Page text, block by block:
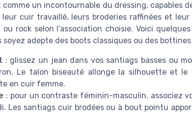
comme un incontournable du dressing, capables
leur cuir travaillé, leurs broderies raffinées et
rock selon l’association choisie. Voici
adepte des boots classiques ou des
: glissez un jean dans vos santiags basses ou
Le talon biseauté allonge la silhouette et le
en cuir femme.
: pour un contraste féminin-masculin, associez
Les santiags cuir brodées ou à bout pointu